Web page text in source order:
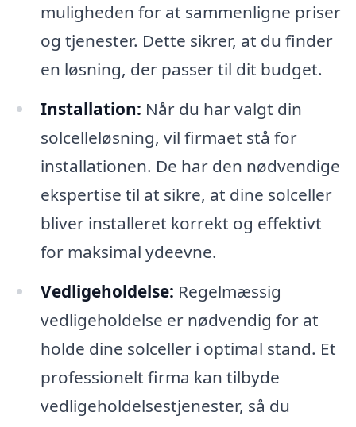
muligheden for at sammenligne priser
og tjenester. Dette sikrer, at du finder
en løsning, der passer til dit budget.
Installation: Når du har valgt din
solcelleløsning, vil firmaet stå for
installationen. De har den nødvendige
ekspertise til at sikre, at dine solceller
bliver installeret korrekt og effektivt
for maksimal ydeevne.
Vedligeholdelse: Regelmæssig
vedligeholdelse er nødvendig for at
holde dine solceller i optimal stand. Et
professionelt firma kan tilbyde
vedligeholdelsestjenester, så du